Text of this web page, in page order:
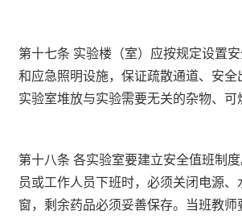
第十七条 实验楼（室）应按规定设置
和应急照明设施，保证疏散通道、安全
实验室堆放与实验需要无关的杂物、可
第十八条 各实验室要建立安全值班制
员或工作人员下班时，必须关闭电源、
窗，剩余药品必须妥善保存。当班教师